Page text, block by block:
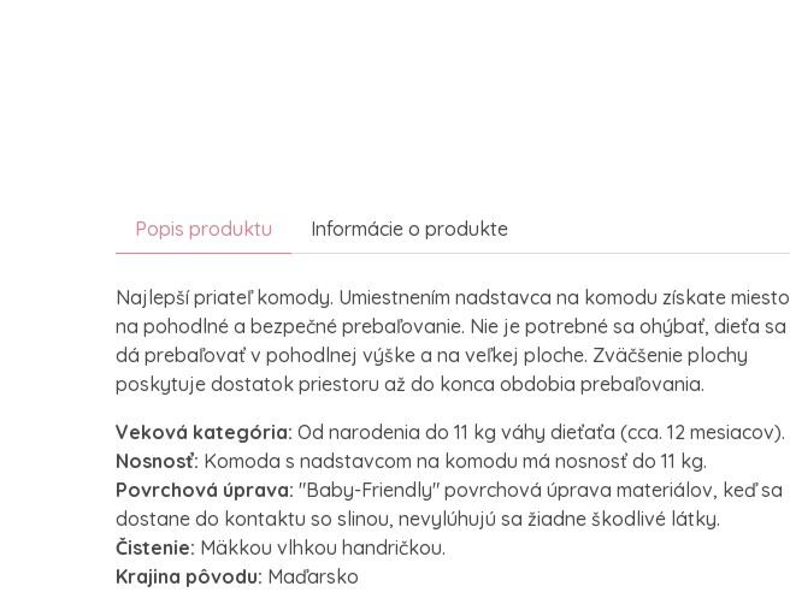
Popis produktu Informácie o produkte
Najlepší priateľ komody. Umiestnením nadstavca na komodu získate miesto
na pohodlné a bezpečné prebaľovanie. Nie je potrebné sa ohýbať, dieťa sa
dá prebaľovať v pohodlnej výške a na veľkej ploche. Zväčšenie plochy
poskytuje dostatok priestoru až do konca obdobia prebaľovania.
Veková kategória: Od narodenia do 11 kg váhy dieťaťa (cca. 12 mesiacov).
Nosnosť: Komoda s nadstavcom na komodu má nosnosť do 11 kg.
Povrchová úprava: "Baby-Friendly" povrchová úprava materiálov, keď sa
dostane do kontaktu so slinou, nevylúhujú sa žiadne škodlivé látky.
Čistenie: Mäkkou vlhkou handričkou.
Krajina pôvodu: Maďarsko